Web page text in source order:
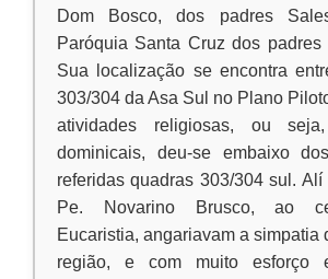
Dom Bosco, dos padres
Paróquia Santa Cruz dos padres
Sua localização se encontra
303/304 da Asa Sul no Plano
atividades religiosas, ou
dominicais, deu-se embaixo
referidas quadras 303/304 sul.
Pe. Novarino Brusco, ao
Eucaristia, angariavam a simpatia
região, e com muito esforço